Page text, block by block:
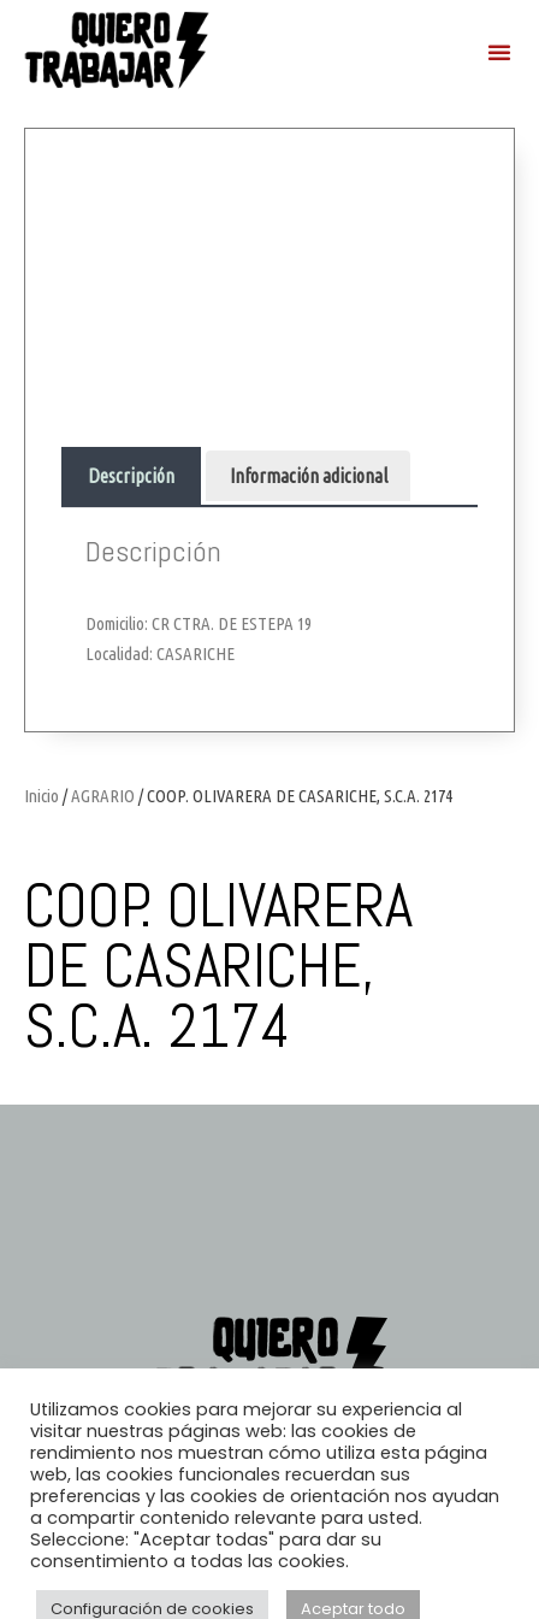
Inicio /AGRARIO / COOP. OLIVARERA DE CASARICHE, S.C.A. 2174
COOP. OLIVARERA
DE CASARICHE,
S.C.A. 2174
Descripción Información adicional
Descripción
Domicilio: CR CTRA. DE ESTEPA 19
Localidad: CASARICHE
© 2026, Quiero Trabajar
Utilizamos cookies para mejorar su experiencia al
visitar nuestras páginas web: las cookies de
rendimiento nos muestran cómo utiliza esta página
web, las cookies funcionales recuerdan sus
preferencias y las cookies de orientación nos ayudan
a compartir contenido relevante para usted.
Seleccione: "Aceptar todas" para dar su
consentimiento a todas las cookies.
Configuración de cookies Aceptar todo